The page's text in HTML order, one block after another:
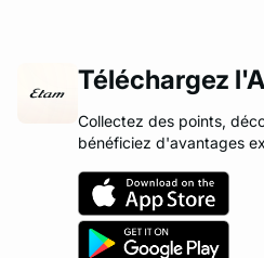
Téléchargez
Collectez des points,
bénéficiez d'avantages